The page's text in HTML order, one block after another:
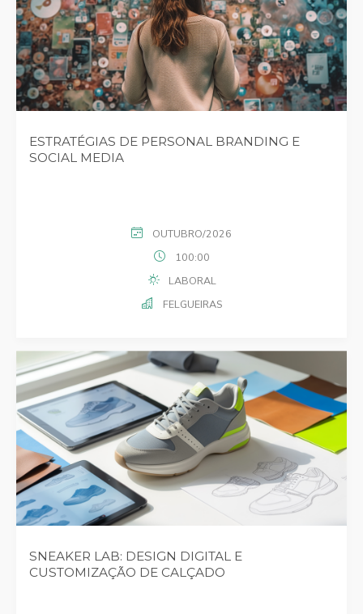
ESTRATÉGIAS DE PERSONAL BRANDING E
SOCIAL MEDIA
OUTUBRO/2026
100:00
LABORAL
FELGUEIRAS
SNEAKER LAB: DESIGN DIGITAL E
CUSTOMIZAÇÃO DE CALÇADO